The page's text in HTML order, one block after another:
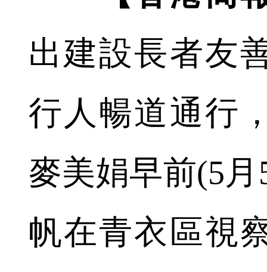
出建設長者友
行人暢道通行
麥美娟早前(5
帆在青衣區視